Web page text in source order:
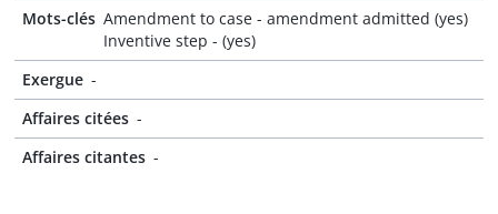
Mots-clés Amendment to case - amendment admitted (yes)
Inventive step - (yes)
Exergue -
Affaires citées -
Affaires citantes -